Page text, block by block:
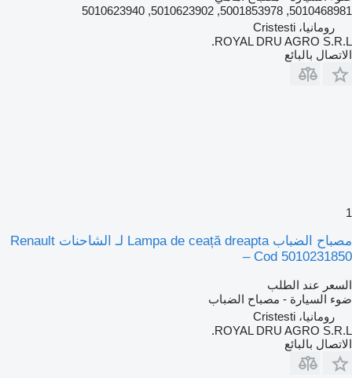
5010468981, 5001853978, 5010623902,
رومانيا، Cristesti
ROYAL DRU AGRO
بالبائع
مصباح الضباب Lampa de ceață dreapta لـ الشاحنات Renault
– Cod
عند الطلب
السيارة - مصباح الضباب
رومانيا، Cristesti
ROYAL DRU AGRO
بالبائع